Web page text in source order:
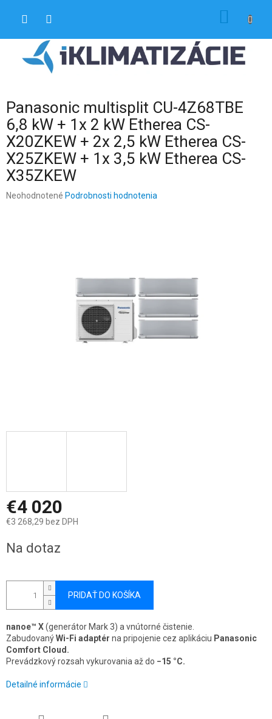
Panasonic multisplit CU-4Z68TBE
6,8 kW + 1x 2 kW Etherea CS-
X20ZKEW + 2x 2,5 kW Etherea CS-
X25ZKEW + 1x 3,5 kW Etherea CS-
X35ZKEW
Priemerné
Neohodnotené Podrobnosti hodnotenia
€4 020
€3 268,29 bez DPH
cena:
Na dotaz
PRIDAŤ DO KOŠÍKA
nanoe™ X(generátor Mark 3) a vnútorné čistenie.
ZabudovanýWi-Fi adaptér na pripojenie cez aplikáciu Panasonic
Comfort Cloud.
Prevádzkový rozsah vykurovania až do −15 °C.
Detailné informácie